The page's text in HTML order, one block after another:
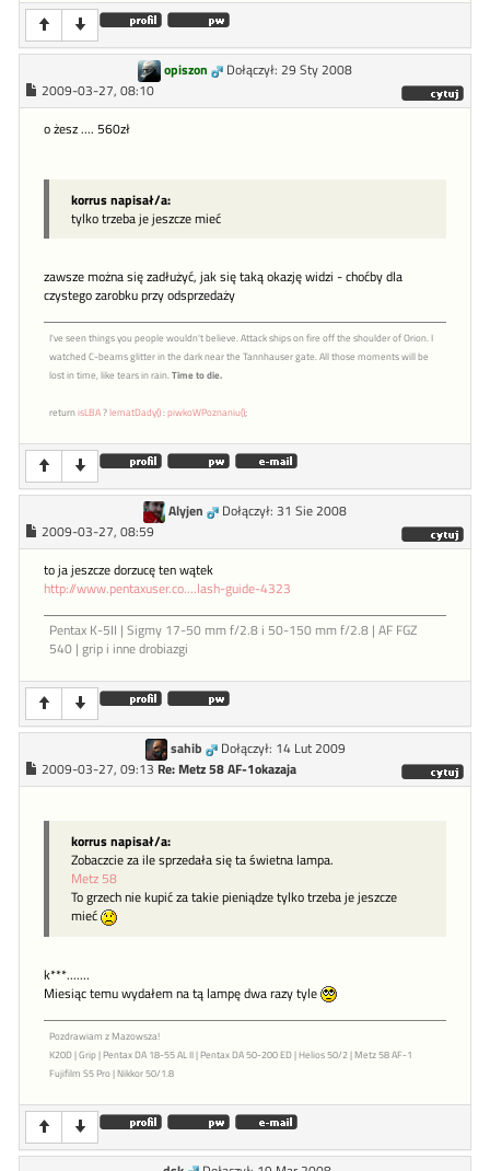
opiszon
Dołączył: 29 Sty 2008
2009-03-27, 08:10
o żesz .... 560zł
korrus napisał/a:
tylko trzeba je jeszcze mieć
zawsze można się zadłużyć, jak się taką okazję widzi - choćby dla
czystego zarobku przy odsprzedaży
I've seen things you people wouldn't believe. Attack ships on fire off the shoulder of Orion. I
watched C-beams glitter in the dark near the Tannhauser gate. All those moments will be
lost in time, like tears in rain.Time to die.
returnisLBA?lematDady():piwkoWPoznaniu();
Alyjen
Dołączył: 31 Sie 2008
2009-03-27, 08:59
to ja jeszcze dorzucę ten wątek
http://www.pentaxuser.co....lash-guide-4323
Pentax K-5II | Sigmy 17-50 mm f/2.8 i 50-150 mm f/2.8 | AF FGZ
540 | grip i inne drobiazgi
sahib
Dołączył: 14 Lut 2009
2009-03-27, 09:13 Re: Metz 58 AF-1okazaja
korrus napisał/a:
Zobaczcie za ile sprzedała się ta świetna lampa.
Metz 58
To grzech nie kupić za takie pieniądze tylko trzeba je jeszcze
mieć
k***.......
Miesiąc temu wydałem na tą lampę dwa razy tyle
Pozdrawiam z Mazowsza!
K20D | Grip | Pentax DA 18-55 AL II | Pentax DA 50-200 ED | Helios 50/2 | Metz 58 AF-1
Fujifilm S5 Pro | Nikkor 50/1.8